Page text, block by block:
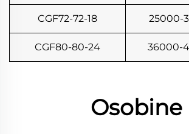
CGF72-72-18 25000-
CGF80-80-24 36000-
Osobine